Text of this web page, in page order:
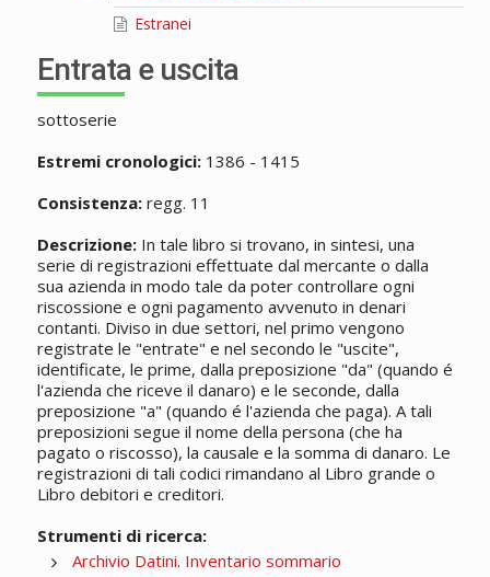
Estranei
Entrata e uscita
sottoserie
Estremi cronologici:1386 - 1415
Consistenza:regg. 11
Descrizione:In tale libro si trovano, in sintesi, una
serie di registrazioni effettuate dal mercante o dalla
sua azienda in modo tale da poter controllare ogni
riscossione e ogni pagamento avvenuto in denari
contanti. Diviso in due settori, nel primo vengono
registrate le "entrate" e nel secondo le "uscite",
identificate, le prime, dalla preposizione "da" (quando é
l'azienda che riceve il danaro) e le seconde, dalla
preposizione "a" (quando é l'azienda che paga). A tali
preposizioni segue il nome della persona (che ha
pagato o riscosso), la causale e la somma di danaro. Le
registrazioni di tali codici rimandano al Libro grande o
Libro debitori e creditori.
Strumenti di ricerca:
Archivio Datini. Inventario sommario